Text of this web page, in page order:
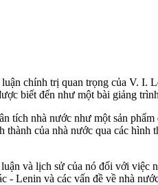
chính trị quan trọng của V. I.
biết đến như một bài giảng
tích nhà nước như một sản
thành của nhà nước qua các
và lịch sử của nó đối với
- Lenin và các vấn đề về nhà